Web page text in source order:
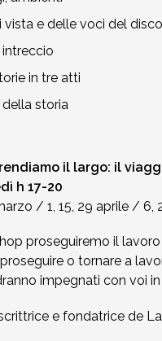
e delle voci del
intreccio
in tre atti
storia
il largo: il
h 17-20
/ 1, 15, 29 aprile /
proseguiremo il
o tornare a
impegnati con voi
scrittrice e fondatrice de